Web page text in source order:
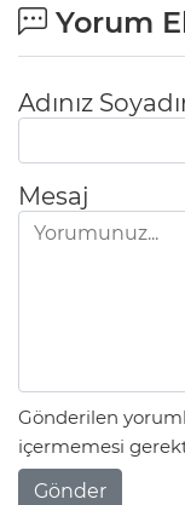
Yorum
Adınız
Mesaj
Gönderilen
içermemesi
Gönder